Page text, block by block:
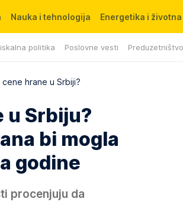
politika Poslovne vesti Preduzetništvo
Nauka i tehnologija Energetika i
hrane u Srbiji?
u Srbiju?
bi mogla
godine
procenjuju da